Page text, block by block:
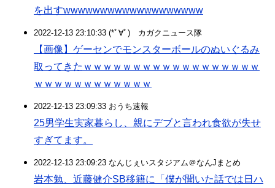
を出すwwwwwwwwwwwwwwwwwww
2022-12-13 23:10:33 (*ﾟ∀ﾟ)ゞカガクニュース隊
【画像】ゲーセンでモンスターボールのぬいぐるみ
取ってきたｗｗｗｗｗｗｗｗｗｗｗｗｗｗｗｗｗｗ
ｗｗｗｗｗｗｗｗｗｗｗｗ
2022-12-13 23:09:33 おうち速報
25男学生実家暮らし、親にデブと言われ食欲が失せ
すぎてます。
2022-12-13 23:09:23 なんじぇいスタジアム＠なんJまとめ
岩本勉、近藤健介SB移籍に「僕が聞いた話では日ハ